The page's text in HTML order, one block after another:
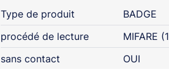
Type de produit
BADGE
procédé de lecture
MIFARE
sans contact
OUI